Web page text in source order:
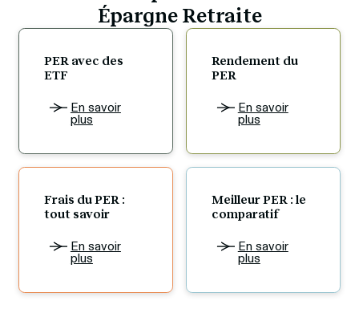
Épargne Retraite
PER avec des
ETF
En savoir
plus
Rendement du
PER
En savoir
plus
Frais du PER :
tout savoir
En savoir
plus
Meilleur PER : le
comparatif
En savoir
plus